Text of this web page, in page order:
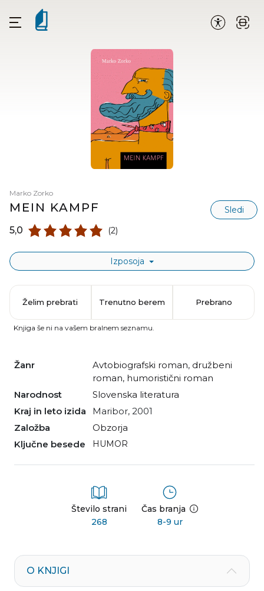
Marko Zorko
MEIN KAMPF Sledi
5,0 (2)
Izposoja
Žanr avtobiografski roman, družbeni
roman, humoristični roman
Narodnost
slovenska literatura
Kraj in leto izida
Maribor, 2001
Založba
Obzorja
Ključne besede
HUMOR
Število strani
268
Čas branja
8-9 ur
Želim prebrati Trenutno berem Prebrano
Knjiga še ni na vašem bralnem seznamu.
O KNJIGI